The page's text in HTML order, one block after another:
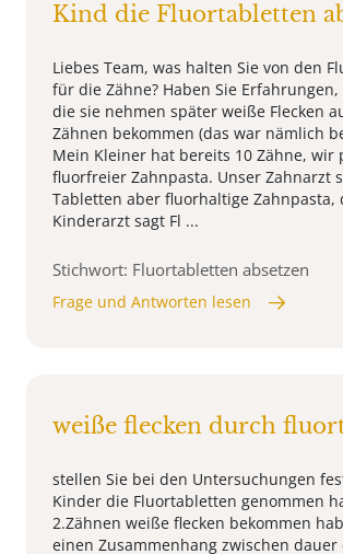
Kind die Fluortabletten
Liebes Team, was halten Sie von den
für die Zähne? Haben Sie
die sie nehmen später weiße Flecken
Zähnen bekommen (das war nämlich
Mein Kleiner hat bereits 10 Zähne, wir
fluorfreier Zahnpasta. Unser Zahnarzt
Tabletten aber fluorhaltige Zahnpasta,
Kinderarzt sagt Fl ...
Stichwort: Fluortabletten absetzen
Frage und Antworten lesen
weiße flecken durch
stellen Sie bei den Untersuchungen
Kinder die Fluortabletten genommen
2.Zähnen weiße flecken bekommen
einen Zusammenhang zwischen dauer